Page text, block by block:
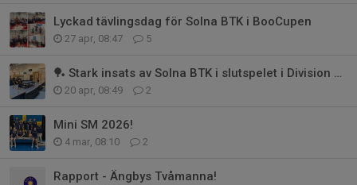
Lyckad tävlingsdag för Solna BTK i BooCupen
27 apr, 08:47 5
🏓 Stark insats av Solna BTK i slutspelet i Division 3 Damer
20 apr, 08:49 2
Mini SM 2026!
4 mar, 08:10 2
Rapport - Ängbys Tvåmanna!